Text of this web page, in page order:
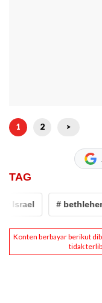
1 2 >
TAG
Israel # bethlehem